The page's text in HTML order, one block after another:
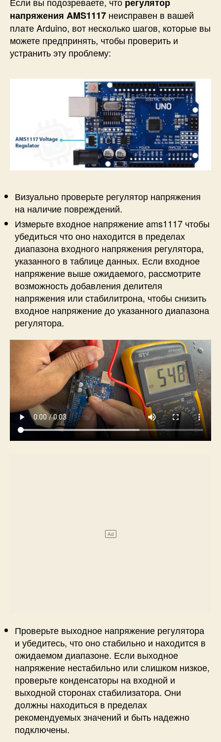
регулятор
напряжения AMS1117 неисправен в вашей
плате Arduino, вот несколько шагов, которые вы
можете предпринять, чтобы проверить и
устранить эту проблему:
Визуально проверьте регулятор напряжения
на наличие повреждений.
Измерьте входное напряжение ams1117 чтобы
убедиться что оно находится в пределах
диапазона входного напряжения регулятора,
указанного в таблице данных. Если входное
напряжение выше ожидаемого, рассмотрите
возможность добавления делителя
напряжения или стабилитрона, чтобы снизить
входное напряжение до указанного диапазона
регулятора.
Проверьте выходное напряжение регулятора
и убедитесь, что оно стабильно и находится в
ожидаемом диапазоне. Если выходное
напряжение нестабильно или слишком низкое,
проверьте конденсаторы на входной и
выходной сторонах стабилизатора. Они
должны находиться в пределах
рекомендуемых значений и быть надежно
подключены.